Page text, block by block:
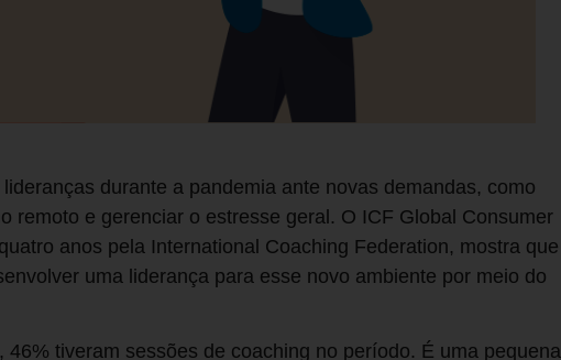
durante a pandemia ante novas demandas, como
remoto e gerenciar o estresse geral. O ICF Global Consumer
anos pela International Coaching Federation, mostra que
uma liderança para esse novo ambiente por meio do
tiveram sessões de coaching no período. É uma pequena